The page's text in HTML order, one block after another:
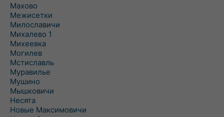
Махово
Межисетки
Милославичи
Михалево 1
Михеевка
Могилев
Мстиславль
Муравилье
Мушино
Мышковичи
Несята
Новые Максимовичи